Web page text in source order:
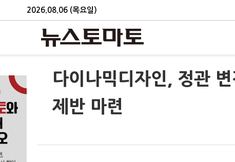
2026.08.06 (목요일)
다이나믹디자인, 정관
제반 마련